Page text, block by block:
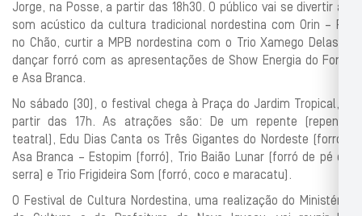
Jorge, na Posse, a partir das 18h30. O público vai se divertir ao
som acústico da cultura tradicional nordestina com Orin – Pé
no Chão, curtir a MPB nordestina com o Trio Xamego Delas e
dançar forró com as apresentações de Show Energia do Forró
e Asa Branca.
No sábado (30), o festival chega à Praça do Jardim Tropical, a
partir das 17h. As atrações são: De um repente (repente
teatral), Edu Dias Canta os Três Gigantes do Nordeste (forró),
Asa Branca – Estopim (forró), Trio Baião Lunar (forró de pé de
serra) e Trio Frigideira Som (forró, coco e maracatu).
O Festival de Cultura Nordestina, uma realização do Ministério